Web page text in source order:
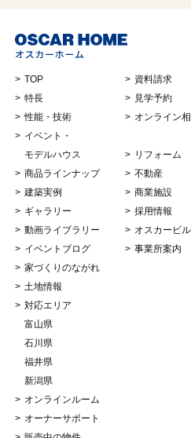
TOP
特長
性能・技術
イベント・
モデルハウス
商品ラインナップ
建築実例
ギャラリー
動画ライブラリー
イベントブログ
家づくりのながれ
土地情報
対応エリア
富山県
石川県
福井県
新潟県
オンラインルーム
オーナーサポート
資料請求
見学予約
オンライン
リフォーム
不動産
商業施設
採用情報
オスカービ
事業所案内